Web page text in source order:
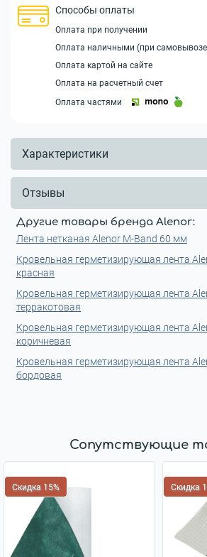
Способы оплаты
Оплата при получении
Оплата наличными (при
Оплата картой на сайте
Оплата на расчетный счет
Оплата частями
Характеристики
Отзывы
Другие товары бренда Alenor:
Лента нетканая Alenor M-Band 60 мм
Кровельная герметизирующая лента
красная
Кровельная герметизирующая лента
терракотовая
Кровельная герметизирующая лента
коричневая
Кровельная герметизирующая лента
бордовая
Сопутствующие
Скидка 15% Скидка